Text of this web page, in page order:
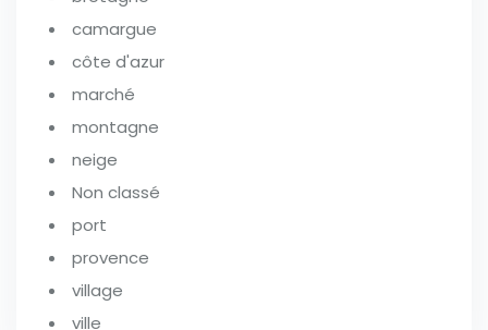
camargue
côte d'azur
marché
montagne
neige
Non classé
port
provence
village
ville